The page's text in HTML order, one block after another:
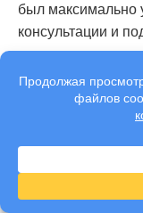
был максимально
консультации и
рекомендациями
Основные
Первичная
мотивации,
ожидаемый